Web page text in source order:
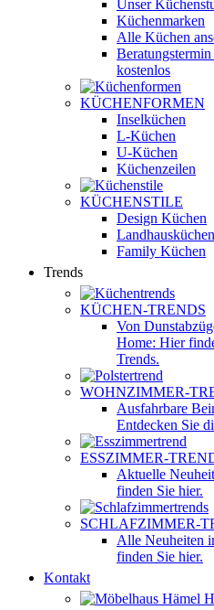
Unser
Küchenmarken
Alle Küchen
kostenlos
KÜCHENFORMEN
Inselküchen
L-Küchen
U-Küchen
Küchenzeilen
KÜCHENSTILE
Design Küchen
Landhausküchen
Family Küchen
Trends
KÜCHEN-TRENDS
Von
Home: Hier
Trends.
WOHNZIMMER-
Ausfahrbare
Entdecken Sie
ESSZIMMER-
Aktuelle
finden Sie hier.
SCHLAFZIMMER-
Alle Neuheiten
finden Sie hier.
Kontakt